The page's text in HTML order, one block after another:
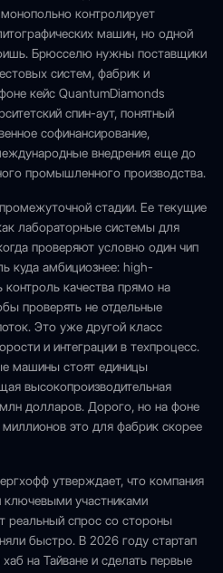
контролирует
машин, но одной
Брюсселю нужны поставщики
систем, фабрик и
кейс QuantumDiamonds
спин-аут, понятный
софинансирование,
внедрения еще до
промышленного производства.
стадии. Ее текущие
лабораторные системы для
проверяют условно один чип
куда амбициознее: high-
качества прямо на
проверять не отдельные
Это уже другой класс
и интеграции в техпроцесс.
машины стоят единицы
высокопроизводительная
долларов. Дорого, но на фоне
это для фабрик скорее
утверждает, что компания
ключевыми участниками
реальный спрос со стороны
быстро. В 2026 году стартап
на Тайване и сделать первые